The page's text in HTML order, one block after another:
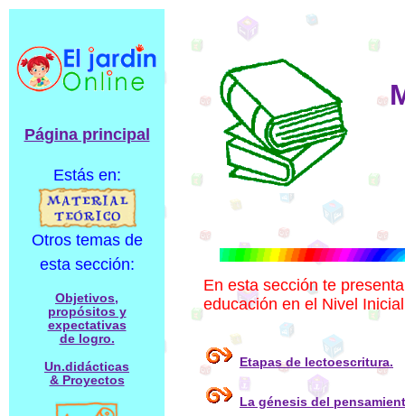
Página principal
Estás en:
Otros temas de
esta sección:
Objetivos,
propósitos y
expectativas
de logro.
Un.didácticas
& Proyectos
En esta sección te
educación en el Nivel
Etapas de lectoescritura.
La génesis del